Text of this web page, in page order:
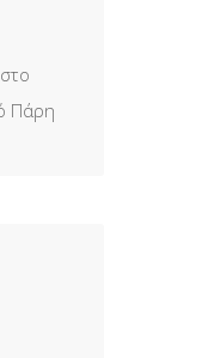
Πάρη